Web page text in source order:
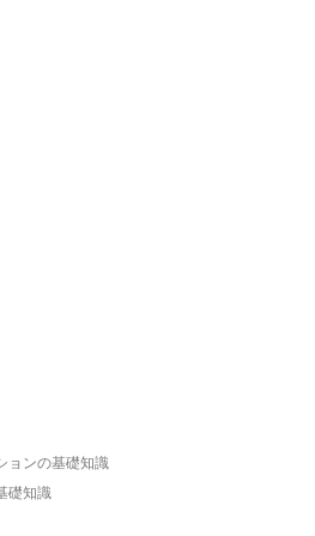
ョンの基礎知識
礎知識